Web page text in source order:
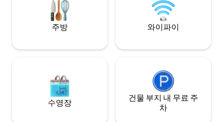
주방 와이파이
수영장
건물 부지 내 무료 주
차